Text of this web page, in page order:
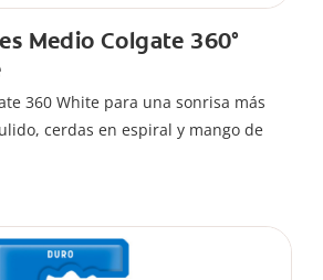
Medio Colgate 360°
360 White para una sonrisa más
cerdas en espiral y mango de